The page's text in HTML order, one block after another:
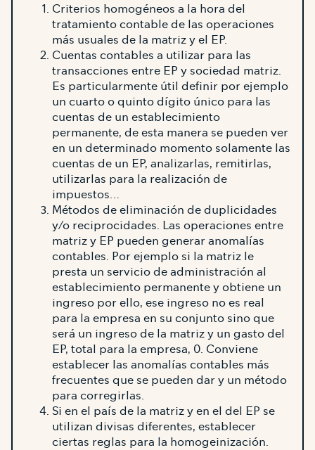
Criterios homogéneos a la hora del
tratamiento contable de las operaciones
más usuales de la matriz y el EP.
Cuentas contables a utilizar para las
transacciones entre EP y sociedad matriz.
Es particularmente útil definir por ejemplo
un cuarto o quinto dígito único para las
cuentas de un establecimiento
permanente, de esta manera se pueden ver
en un determinado momento solamente las
cuentas de un EP, analizarlas, remitirlas,
utilizarlas para la realización de
impuestos…
Métodos de eliminación de duplicidades
y/o reciprocidades. Las operaciones entre
matriz y EP pueden generar anomalías
contables. Por ejemplo si la matriz le
presta un servicio de administración al
establecimiento permanente y obtiene un
ingreso por ello, ese ingreso no es real
para la empresa en su conjunto sino que
será un ingreso de la matriz y un gasto del
EP, total para la empresa, 0. Conviene
establecer las anomalías contables más
frecuentes que se pueden dar y un método
para corregirlas.
Si en el país de la matriz y en el del EP se
utilizan divisas diferentes, establecer
ciertas reglas para la homogeinización.